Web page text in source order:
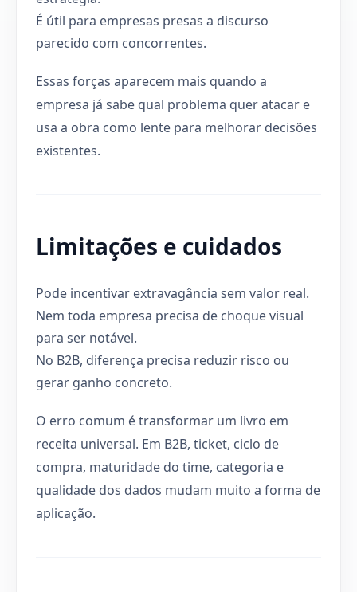
É útil para empresas presas a discurso
parecido com concorrentes.
Essas forças aparecem mais quando a
empresa já sabe qual problema quer atacar e
usa a obra como lente para melhorar decisões
existentes.
Limitações e cuidados
Pode incentivar extravagância sem valor real.
Nem toda empresa precisa de choque visual
para ser notável.
No B2B, diferença precisa reduzir risco ou
gerar ganho concreto.
O erro comum é transformar um livro em
receita universal. Em B2B, ticket, ciclo de
compra, maturidade do time, categoria e
qualidade dos dados mudam muito a forma de
aplicação.